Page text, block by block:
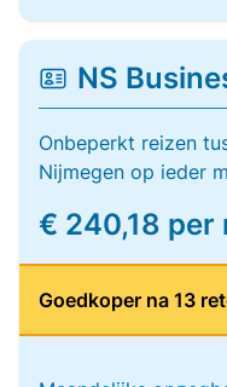
NS
Onbeperkt reizen
Nijmegen op ieder
€ 240,18 per
Goedkoper na 13